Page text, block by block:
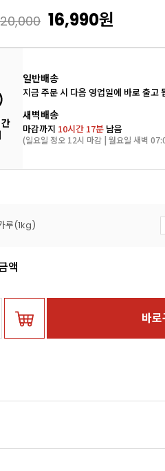
20,000 16,990원
일반배송
지금 주문 시 다음 영업일에 바로 출고
새벽배송
마감까지 10시간 17분 남음
(일요일 정오 12시 마감 | 월요일 새벽
루(1kg)
액
바